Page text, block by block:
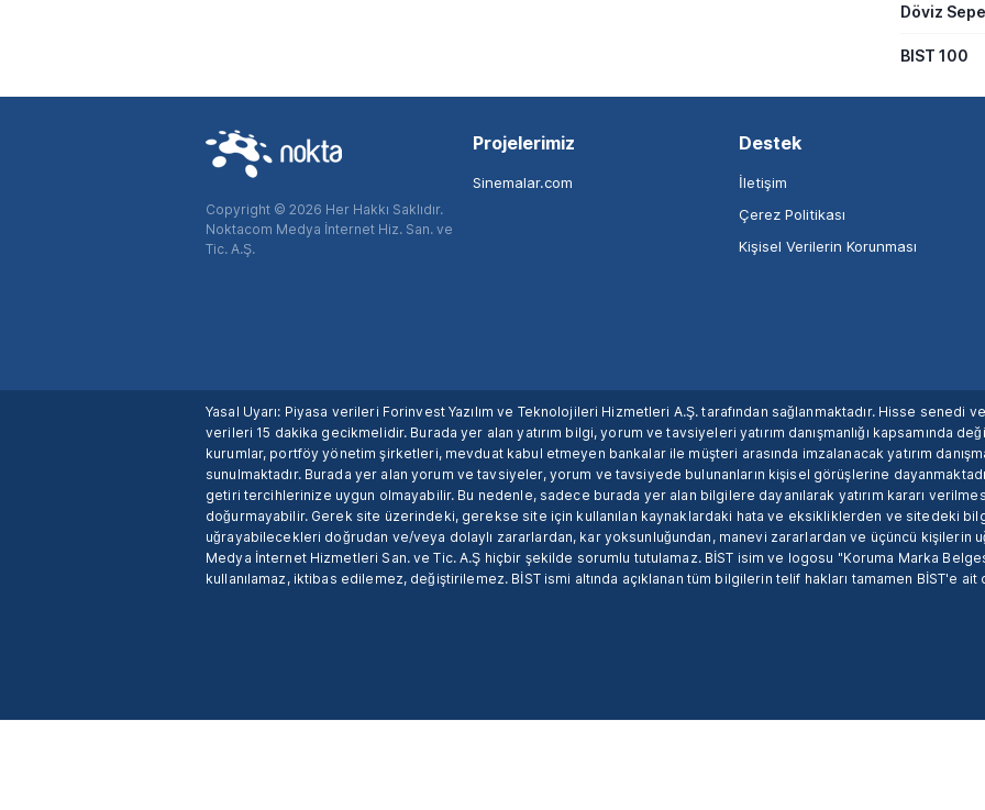
Döviz
BIST 100
Copyright © 2026 Her Hakkı Saklıdır.
Noktacom Medya İnternet Hiz. San. ve
Tic. A.Ş.
Projelerimiz
Sinemalar.com
Destek
İletişim
Çerez Politikası
Kişisel Verilerin Korunması
Yasal Uyarı: Piyasa verileri Forinvest Yazılım ve Teknolojileri Hizmetleri A.Ş. tarafından sağlanmaktadır. Hisse senedi
verileri 15 dakika gecikmelidir. Burada yer alan yatırım bilgi, yorum ve tavsiyeleri yatırım danışmanlığı kapsamında
kurumlar, portföy yönetim şirketleri, mevduat kabul etmeyen bankalar ile müşteri arasında imzalanacak yatırım
sunulmaktadır. Burada yer alan yorum ve tavsiyeler, yorum ve tavsiyede bulunanların kişisel görüşlerine
getiri tercihlerinize uygun olmayabilir. Bu nedenle, sadece burada yer alan bilgilere dayanılarak yatırım kararı
doğurmayabilir. Gerek site üzerindeki, gerekse site için kullanılan kaynaklardaki hata ve eksikliklerden ve sitedeki
uğrayabilecekleri doğrudan ve/veya dolaylı zararlardan, kar yoksunluğundan, manevi zararlardan ve üçüncü kişilerin
Medya İnternet Hizmetleri San. ve Tic. A.Ş hiçbir şekilde sorumlu tutulamaz. BİST isim ve logosu "Koruma Marka
kullanılamaz, iktibas edilemez, değiştirilemez. BİST ismi altında açıklanan tüm bilgilerin telif hakları tamamen BİST'e ait